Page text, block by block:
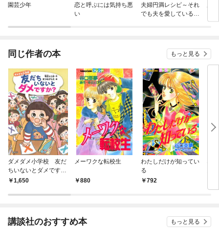
園芸少年
恋と呼ぶには気持ち悪
い
夫婦円満レシピ～それ
でも夫を愛している～
同じ作者の本 もっと見る
ダメダメ小学校 友だ
ちいないとダメです
か？1,650
メーワクな転校生
880
わたしだけが知ってい
る
792
な
講談社のおすすめ本 もっと見る